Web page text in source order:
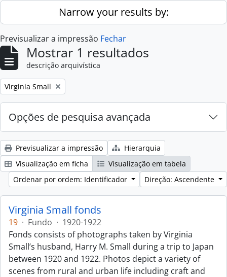
Skip to main contentNarrow your results by:
Previsualizar a impressão Fechar
Mostrar 1 resultados
descrição arquivística
Remove filter:
Virginia Small
Opções de pesquisa avançada
Previsualizar a impressão
Hierarquia
Visualização em ficha
Visualização em tabela
Ordenar por ordem: Identificador
Direção: Ascendente
Virginia Small fonds
19 · Fundo · 1920-1922
Fonds consists of photographs taken by Virginia
Small’s husband, Harry M. Small during a trip to Japan
between 1920 and 1922. Photos depict a variety of
scenes from rural and urban life including craft and